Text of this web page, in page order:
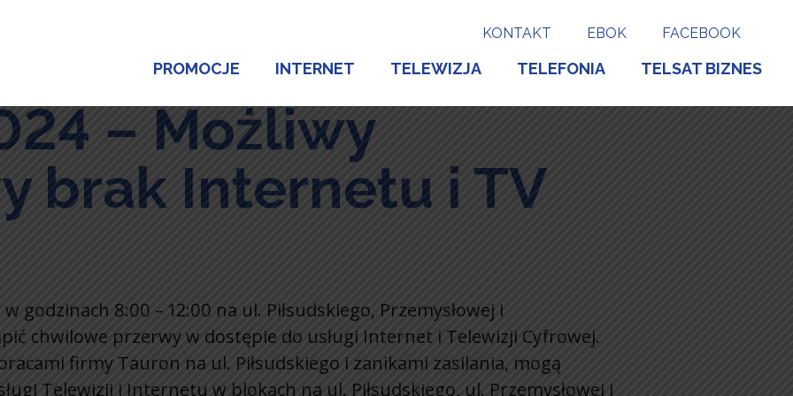
KONTAKT EBOK FACEBOOK
PROMOCJE INTERNET TELEWIZJA TELEFONIA TELSAT BIZNES
– Możliwy
brak Internetu i TV
godzinach 8:00 – 12:00 na ul. Piłsudskiego, Przemysłowej i
chwilowe przerwy w dostępie do usługi Internet i Telewizji Cyfrowej.
firmy Tauron na ul. Piłsudskiego i zanikami zasilania, mogą
Telewizji i Internetu w blokach na ul. Piłsudskiego, ul. Przemysłowej i